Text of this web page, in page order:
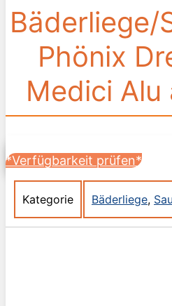
Bäderliege/
Phönix
Medici
*Verfügbarkeit prüfen*
Kategorie Bäderliege,